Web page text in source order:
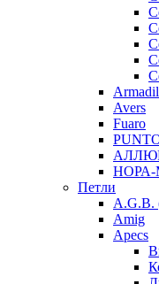
Avers
Fuaro
Петли
A.G.B.
Amig
Apecs